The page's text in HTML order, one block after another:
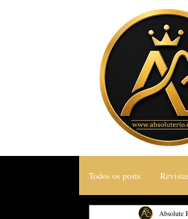
Todos os posts
Gastronomia &Absolute